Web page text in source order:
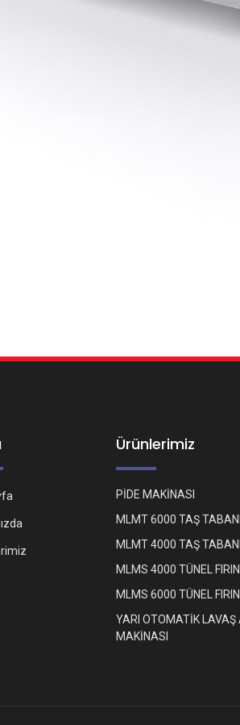
Ürünlerimiz
PİDE MAKİNASI
MLMT 6000 TAŞ
MLMT 4000 TAŞ
MLMS 4000 TÜNEL FIRIN
MLMS 6000 TÜNEL FIRIN
YARI OTOMATİK LAVAŞ
MAKİNASI